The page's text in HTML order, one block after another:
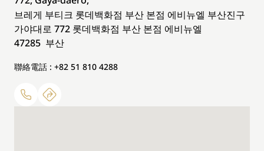
브레게 부티크 롯데백화점 부산 본점 에비뉴엘 부산진구
가야대로 772 롯데백화점 부산 본점 에비뉴엘
47285 부산
聯絡電話 : +82 51 810 4288